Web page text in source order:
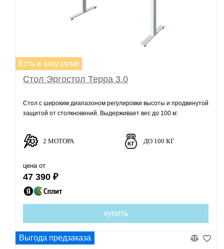
Есть в шоу-руме
Стол Эргостол Терра 3.0
Стол с широким диапазоном регулировки высоты и продвинутой
защитой от столкновений. Выдерживает вес до 100 кг.
2 МОТОРА ДО 100 КГ
цена от
47 390 ₽
купить
Выгода предзаказа